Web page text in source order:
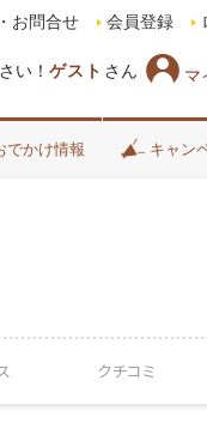
い！ ゲスト さん マ
お問合せ 会員登録
でかけ情報 キャン
クチコミ